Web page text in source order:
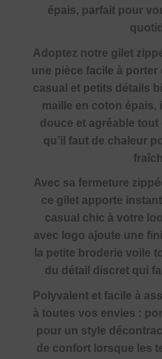
épais, parfait pour
Adoptez notre gilet
une pièce facile à
casual et petits détails
maille en coton épais,
douce et agréable
qu’il faut de chaleur
Avec sa fermeture
ce gilet apporte
casual chic à votre
avec logo ajoute une
la petite broderie voile
du détail discret qui
Polyvalent et facile à
à toutes vos envies :
pour un style
de confort lorsque les